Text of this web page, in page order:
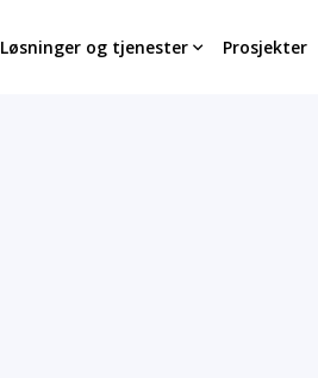
Løsninger og tjenester Prosjekter